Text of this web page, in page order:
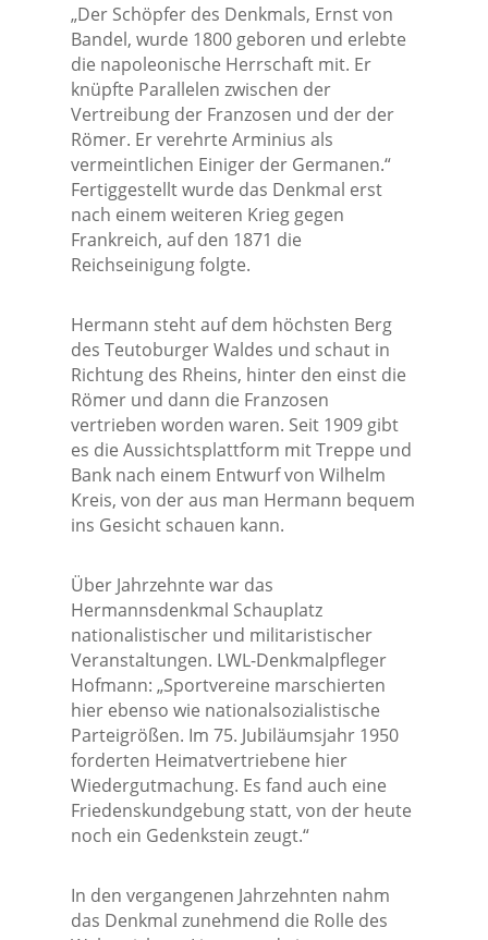
„Der Schöpfer des Denkmals, Ernst von
Bandel, wurde 1800 geboren und erlebte
die napoleonische Herrschaft mit. Er
knüpfte Parallelen zwischen der
Vertreibung der Franzosen und der der
Römer. Er verehrte Arminius als
vermeintlichen Einiger der Germanen.“
Fertiggestellt wurde das Denkmal erst
nach einem weiteren Krieg gegen
Frankreich, auf den 1871 die
Reichseinigung folgte.
Hermann steht auf dem höchsten Berg
des Teutoburger Waldes und schaut in
Richtung des Rheins, hinter den einst die
Römer und dann die Franzosen
vertrieben worden waren. Seit 1909 gibt
es die Aussichtsplattform mit Treppe und
Bank nach einem Entwurf von Wilhelm
Kreis, von der aus man Hermann bequem
ins Gesicht schauen kann.
Über Jahrzehnte war das
Hermannsdenkmal Schauplatz
nationalistischer und militaristischer
Veranstaltungen. LWL-Denkmalpfleger
Hofmann: „Sportvereine marschierten
hier ebenso wie nationalsozialistische
Parteigrößen. Im 75. Jubiläumsjahr 1950
forderten Heimatvertriebene hier
Wiedergutmachung. Es fand auch eine
Friedenskundgebung statt, von der heute
noch ein Gedenkstein zeugt.“
In den vergangenen Jahrzehnten nahm
das Denkmal zunehmend die Rolle des